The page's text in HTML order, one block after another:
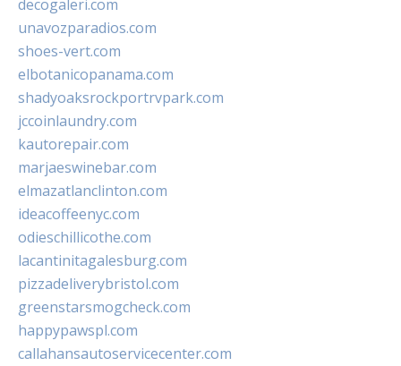
decogaleri.com
unavozparadios.com
shoes-vert.com
elbotanicopanama.com
shadyoaksrockportrvpark.com
jccoinlaundry.com
kautorepair.com
marjaeswinebar.com
elmazatlanclinton.com
ideacoffeenyc.com
odieschillicothe.com
lacantinitagalesburg.com
pizzadeliverybristol.com
greenstarsmogcheck.com
happypawspl.com
callahansautoservicecenter.com